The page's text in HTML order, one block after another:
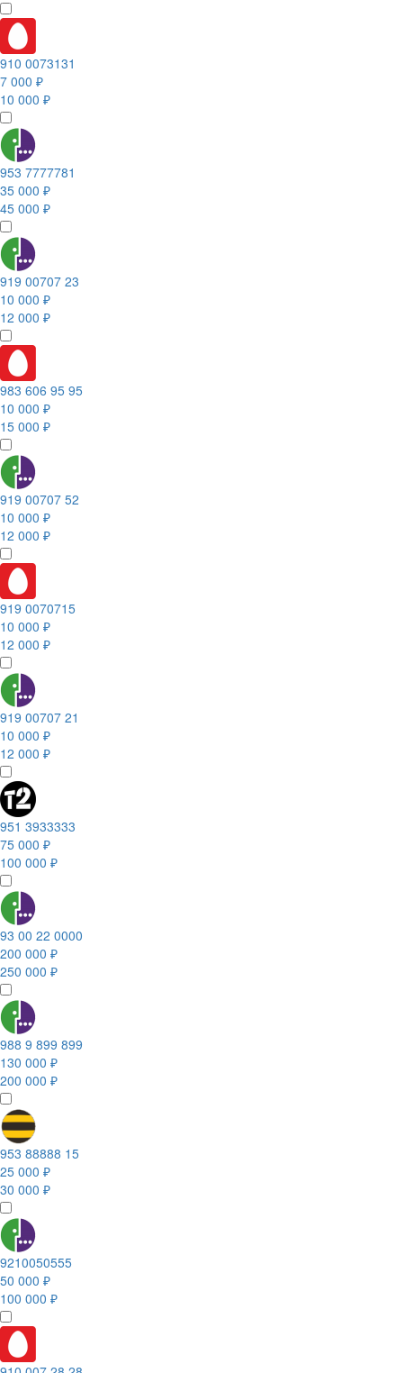
910 0073131
7 000 ₽
10 000 ₽
953 7777781
35 000 ₽
45 000 ₽
919 00707 23
10 000 ₽
12 000 ₽
983 606 95 95
10 000 ₽
15 000 ₽
919 00707 52
10 000 ₽
12 000 ₽
919 0070715
10 000 ₽
12 000 ₽
919 00707 21
10 000 ₽
12 000 ₽
951 3933333
75 000 ₽
100 000 ₽
93 00 22 0000
200 000 ₽
250 000 ₽
988 9 899 899
130 000 ₽
200 000 ₽
953 88888 15
25 000 ₽
30 000 ₽
9210050555
50 000 ₽
100 000 ₽